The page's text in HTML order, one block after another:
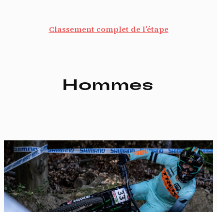
Classement complet de l’étape
Hommes